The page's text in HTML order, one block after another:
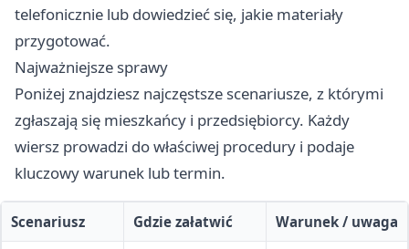
telefonicznie lub dowiedzieć się, jakie materiały
przygotować.
Najważniejsze sprawy
Poniżej znajdziesz najczęstsze scenariusze, z którymi
zgłaszają się mieszkańcy i przedsiębiorcy. Każdy
wiersz prowadzi do właściwej procedury i podaje
kluczowy warunek lub termin.
Scenariusz Gdzie załatwić Warunek / uwaga